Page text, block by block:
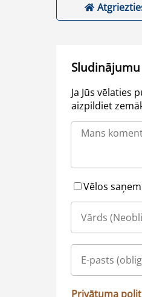
Ja Jūs vēlaties
aizpildiet
Vēlos
Privātuma